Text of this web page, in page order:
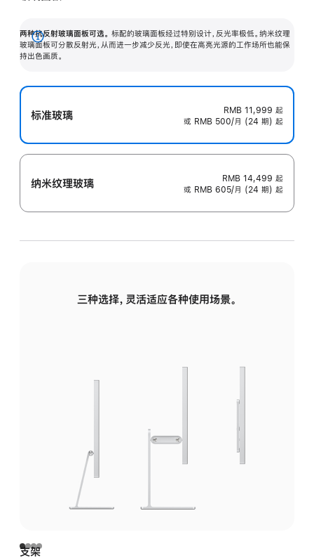
两种抗反射玻璃面板可选。 标配的玻璃面板经过特别设计，反光率极低。纳米纹理
玻璃面板可分散反射光，从而进一步减少反光，即使在高亮光源的工作场所也能保
持出色画质。
展
开
标准玻璃 RMB 11,999 起
或 RMB 500/月 (24 期) 起
纳米纹理玻璃 RMB 14,499 起
或 RMB 605/月 (24 期) 起
三种选择，灵活适应各种使用场景。
支架